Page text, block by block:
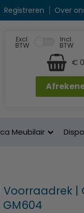
Registreren Over
Excl.
BTW
Incl.
BTW
€
Meubilair
|
GM604